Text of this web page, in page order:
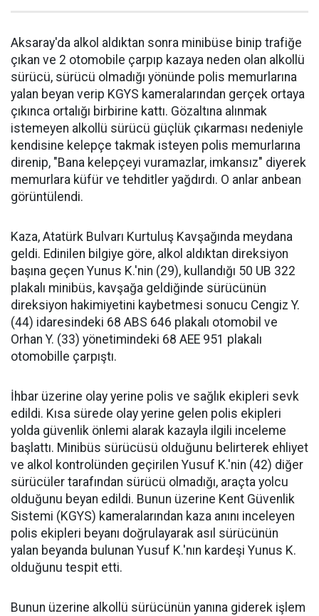
Aksaray'da alkol aldıktan sonra minibüse binip trafiğe
çıkan ve 2 otomobile çarpıp kazaya neden olan alkollü
sürücü, sürücü olmadığı yönünde polis memurlarına
yalan beyan verip KGYS kameralarından gerçek ortaya
çıkınca ortalığı birbirine kattı. Gözaltına alınmak
istemeyen alkollü sürücü güçlük çıkarması nedeniyle
kendisine kelepçe takmak isteyen polis memurlarına
direnip, "Bana kelepçeyi vuramazlar, imkansız" diyerek
memurlara küfür ve tehditler yağdırdı. O anlar anbean
görüntülendi.
Kaza, Atatürk Bulvarı Kurtuluş Kavşağında meydana
geldi. Edinilen bilgiye göre, alkol aldıktan direksiyon
başına geçen Yunus K.'nin (29), kullandığı 50 UB 322
plakalı minibüs, kavşağa geldiğinde sürücünün
direksiyon hakimiyetini kaybetmesi sonucu Cengiz Y.
(44) idaresindeki 68 ABS 646 plakalı otomobil ve
Orhan Y. (33) yönetimindeki 68 AEE 951 plakalı
otomobille çarpıştı.
İhbar üzerine olay yerine polis ve sağlık ekipleri sevk
edildi. Kısa sürede olay yerine gelen polis ekipleri
yolda güvenlik önlemi alarak kazayla ilgili inceleme
başlattı. Minibüs sürücüsü olduğunu belirterek ehliyet
ve alkol kontrolünden geçirilen Yusuf K.'nin (42) diğer
sürücüler tarafından sürücü olmadığı, araçta yolcu
olduğunu beyan edildi. Bunun üzerine Kent Güvenlik
Sistemi (KGYS) kameralarından kaza anını inceleyen
polis ekipleri beyanı doğrulayarak asıl sürücünün
yalan beyanda bulunan Yusuf K.'nın kardeşi Yunus K.
olduğunu tespit etti.
Bunun üzerine alkollü sürücünün yanına giderek işlem